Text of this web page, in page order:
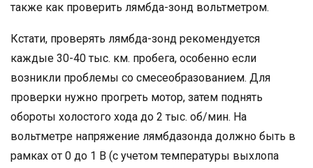
также как проверить лямбда-зонд вольтметром.
Кстати, проверять лямбда-зонд рекомендуется
каждые 30-40 тыс. км. пробега, особенно если
возникли проблемы со смесеобразованием. Для
проверки нужно прогреть мотор, затем поднять
обороты холостого хода до 2 тыс. об/мин. На
вольтметре напряжение лямбдазонда должно быть в
рамках от 0 до 1 В (с учетом температуры выхлопа